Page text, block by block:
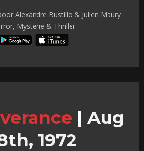
Alexandre Bustillo & Julien Maury
Mysterie & Thriller
| Aug
1972